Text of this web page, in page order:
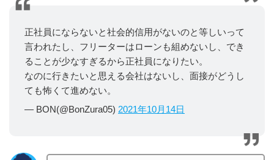
正社員にならないと社会的信用がないのと等しいって
言われたし、フリーターはローンも組めないし、でき
ることが少なすぎるから正社員になりたい。
なのに行きたいと思える会社はないし、面接がどうし
ても怖くて進めない。
— BON(@BonZura05) 2021年10月14日